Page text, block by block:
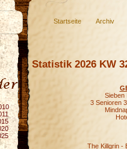
Startseite Archiv
Statistik 2026 KW
Sieben
3 Senioren
The Killgrin -